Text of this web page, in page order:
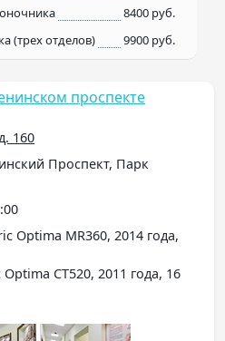
8400 руб.
(трех отделов)
9900 руб.
проспекте
160
Проспект, Парк
Optima MR360, 2014 года,
СT520, 2011 года, 16